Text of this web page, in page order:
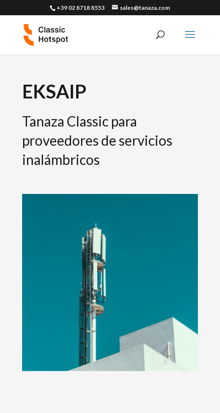
+39 02 8718 8553 sales@tanaza.com
EKSAIP
Tanaza Classic para
proveedores de servicios
inalámbricos